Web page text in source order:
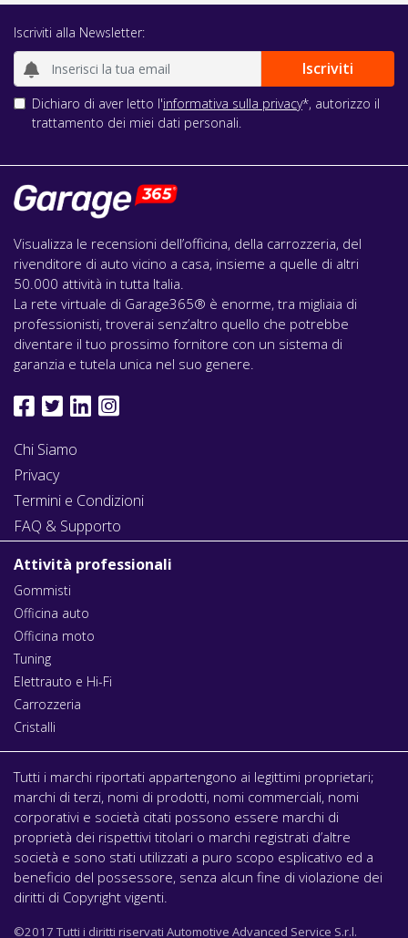
Iscriviti alla Newsletter:
Dichiaro di aver letto l'informativa sulla privacy*, autorizzo il
trattamento dei miei dati personali.
Visualizza le recensioni dell’officina, della carrozzeria, del
rivenditore di auto vicino a casa, insieme a quelle di altri
50.000 attività in tutta Italia.
La rete virtuale di Garage365® è enorme, tra migliaia di
professionisti, troverai senz’altro quello che potrebbe
diventare il tuo prossimo fornitore con un sistema di
garanzia e tutela unica nel suo genere.
Chi Siamo
Privacy
Termini e Condizioni
FAQ & Supporto
Attività professionali
Gommisti
Officina auto
Officina moto
Tuning
Elettrauto e Hi-Fi
Carrozzeria
Cristalli
Tutti i marchi riportati appartengono ai legittimi proprietari;
marchi di terzi, nomi di prodotti, nomi commerciali, nomi
corporativi e società citati possono essere marchi di
proprietà dei rispettivi titolari o marchi registrati d’altre
società e sono stati utilizzati a puro scopo esplicativo ed a
beneficio del possessore, senza alcun fine di violazione dei
diritti di Copyright vigenti.
©2017 Tutti i diritti riservati Automotive Advanced Service S.r.l.